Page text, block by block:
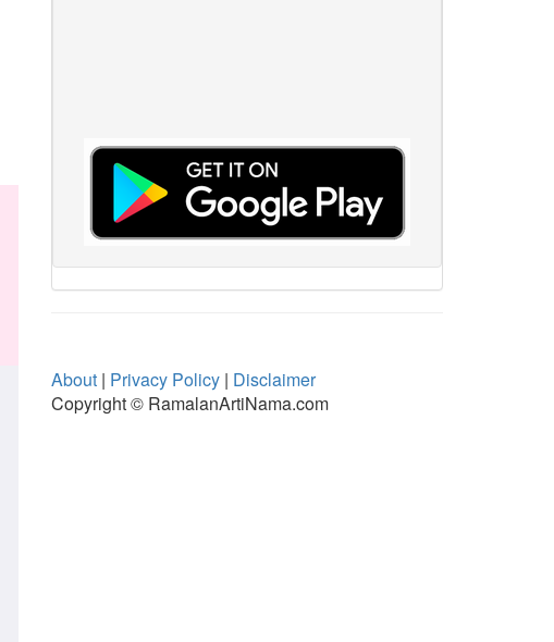
About | Privacy Policy | Disclaimer
Copyright © RamalanArtiNama.com